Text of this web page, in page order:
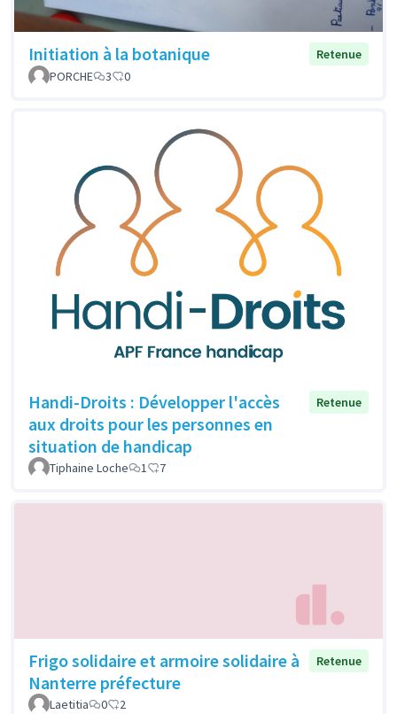
Initiation à la botanique
Retenue
PORCHE
3 0
Handi-Droits : Développer l'accès
aux droits pour les personnes en
situation de handicap
Retenue
Tiphaine Loche 1 7
Frigo solidaire et armoire solidaire à
Nanterre préfecture
Retenue
Laetitia 0 2